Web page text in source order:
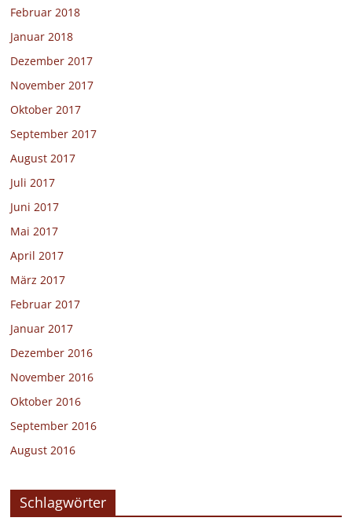
Februar 2018
Januar 2018
Dezember 2017
November 2017
Oktober 2017
September 2017
August 2017
Juli 2017
Juni 2017
Mai 2017
April 2017
März 2017
Februar 2017
Januar 2017
Dezember 2016
November 2016
Oktober 2016
September 2016
August 2016
Schlagwörter